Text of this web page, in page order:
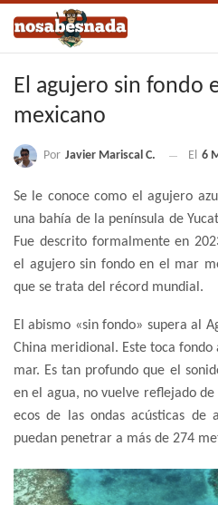
El agujero sin fondo
mexicano
Por Javier Mariscal C. El 6
Se le conoce como el agujero
una bahía de la península de
Fue descrito formalmente en
el agujero sin fondo en el mar
que se trata del récord mundial.
El abismo «sin fondo» supera al
China meridional. Este toca
mar. Es tan profundo que el
en el agua, no vuelve reflejado
ecos de las ondas acústicas de
puedan penetrar a más de 274